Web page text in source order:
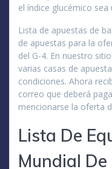
el índice glucémico sea
Lista de apuestas de
de apuestas para la
del G-4. En nuestro
varias casas de
condiciones. Ahora
correo que deberá
mencionarse la oferta
Lista De
Mundial De